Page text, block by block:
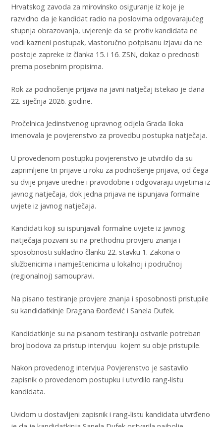
Hrvatskog zavoda za mirovinsko osiguranje iz koje je
razvidno da je kandidat radio na poslovima odgovarajućeg
stupnja obrazovanja, uvjerenje da se protiv kandidata ne
vodi kazneni postupak, vlastoručno potpisanu izjavu da ne
postoje zapreke iz članka 15. i 16. ZSN, dokaz o prednosti
prema posebnim propisima.
Rok za podnošenje prijava na javni natječaj istekao je dana
22. siječnja 2026. godine.
Pročelnica Jedinstvenog upravnog odjela Grada Iloka
imenovala je povjerenstvo za provedbu postupka natječaja.
U provedenom postupku povjerenstvo je utvrdilo da su
zaprimljene tri prijave u roku za podnošenje prijava, od čega
su dvije prijave uredne i pravodobne i odgovaraju uvjetima iz
javnog natječaja, dok jedna prijava ne ispunjava formalne
uvjete iz javnog natječaja.
Kandidati koji su ispunjavali formalne uvjete iz javnog
natječaja pozvani su na prethodnu provjeru znanja i
sposobnosti sukladno članku 22. stavku 1. Zakona o
službenicima i namještenicima u lokalnoj i područnoj
(regionalnoj) samoupravi.
Na pisano testiranje provjere znanja i sposobnosti pristupile
su kandidatkinje Dragana Đorđević i Sanela Dufek.
Kandidatkinje su na pisanom testiranju ostvarile potreban
broj bodova za pristup intervjuu kojem su obje pristupile.
Nakon provedenog intervjua Povjerenstvo je sastavilo
zapisnik o provedenom postupku i utvrdilo rang-listu
kandidata.
Uvidom u dostavljeni zapisnik i rang-listu kandidata utvrđeno